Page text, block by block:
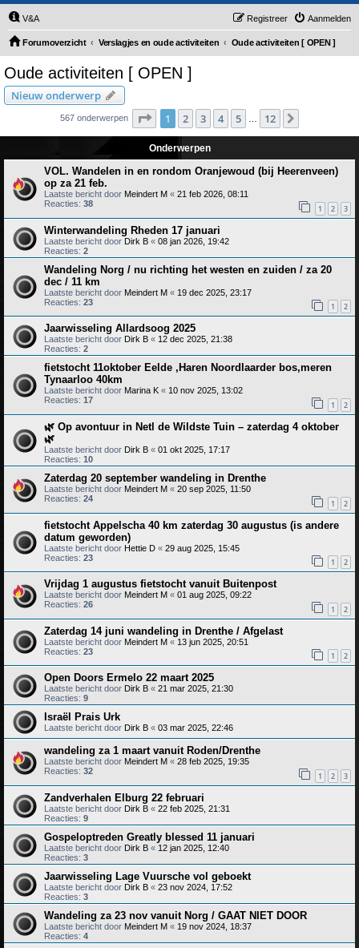
V&A Aanmelden
Registreer
Forumoverzicht Verslagjes en oude activiteiten Oude activiteiten [ OPEN ]
Oude activiteiten [ OPEN ]
Nieuw onderwerp
567 onderwerpen Pagina van 12
1 2 3 4 5 12
Onderwerpen
VOL. Wandelen in en rondom Oranjewoud (bij Heerenveen)
op za 21 feb.
Laatste bericht door Meindert M « 21 feb 2026, 08:11
Reacties: 38 1 2 3
Winterwandeling Rheden 17 januari
Laatste bericht door Dirk B « 08 jan 2026, 19:42
Reacties: 2
Wandeling Norg / nu richting het westen en zuiden / za 20
dec / 11 km
Laatste bericht door Meindert M « 19 dec 2025, 23:17
Reacties: 23 1 2
Jaarwisseling Allardsoog 2025
Laatste bericht door Dirk B « 12 dec 2025, 21:38
Reacties: 2
fietstocht 11oktober Eelde ,Haren Noordlaarder bos,meren
Tynaarloo 40km
Laatste bericht door Marina K « 10 nov 2025, 13:02
Reacties: 17 1 2
🌿 Op avontuur in Netl de Wildste Tuin – zaterdag 4 oktober
🌿
Laatste bericht door Dirk B « 01 okt 2025, 17:17
Reacties: 10
Zaterdag 20 september wandeling in Drenthe
Laatste bericht door Meindert M « 20 sep 2025, 11:50
Reacties: 24 1 2
fietstocht Appelscha 40 km zaterdag 30 augustus (is andere
datum geworden)
Laatste bericht door Hettie D « 29 aug 2025, 15:45
Reacties: 23 1 2
Vrijdag 1 augustus fietstocht vanuit Buitenpost
Laatste bericht door Meindert M « 01 aug 2025, 09:22
Reacties: 26 1 2
Zaterdag 14 juni wandeling in Drenthe / Afgelast
Laatste bericht door Meindert M « 13 jun 2025, 20:51
Reacties: 23 1 2
Open Doors Ermelo 22 maart 2025
Laatste bericht door Dirk B « 21 mar 2025, 21:30
Reacties: 9
Israël Prais Urk
Laatste bericht door Dirk B « 03 mar 2025, 22:46
wandeling za 1 maart vanuit Roden/Drenthe
Laatste bericht door Meindert M « 28 feb 2025, 19:35
Reacties: 32 1 2 3
Zandverhalen Elburg 22 februari
Laatste bericht door Dirk B « 22 feb 2025, 21:31
Reacties: 9
Gospeloptreden Greatly blessed 11 januari
Laatste bericht door Dirk B « 12 jan 2025, 12:40
Reacties: 3
Jaarwisseling Lage Vuursche vol geboekt
Laatste bericht door Dirk B « 23 nov 2024, 17:52
Reacties: 3
Wandeling za 23 nov vanuit Norg / GAAT NIET DOOR
Laatste bericht door Meindert M « 19 nov 2024, 18:37
Reacties: 4